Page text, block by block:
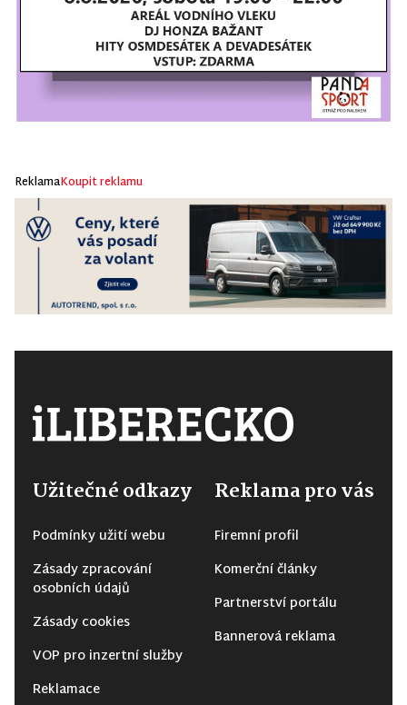
ReklamaKoupit reklamu
Užitečné odkazy
Podmínky užití webu
Zásady zpracování
osobních údajů
Zásady cookies
VOP pro inzertní služby
Reklamace
Reklama pro vás
Firemní profil
Komerční články
Partnerství portálu
Bannerová reklama